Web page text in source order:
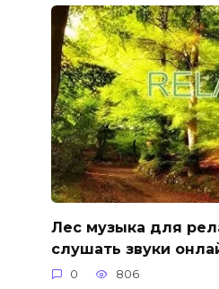
Лес музыка для
слушать звуки
0 806